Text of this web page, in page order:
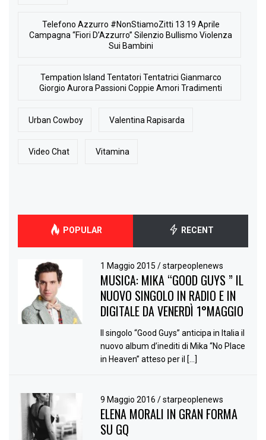
Telefono Azzurro #NonStiamoZitti 13 19 Aprile
Campagna “Fiori D’Azzurro” Silenzio Bullismo Violenza
Sui Bambini
Tempation Island Tentatori Tentatrici Gianmarco
Giorgio Aurora Passioni Coppie Amori Tradimenti
Urban Cowboy Valentina Rapisarda
Video Chat Vitamina
POPULAR RECENT
1 Maggio 2015/ starpeoplenews
MUSICA: MIKA “GOOD GUYS ” IL
NUOVO SINGOLO IN RADIO E IN
DIGITALE DA VENERDÌ 1°MAGGIO
Il singolo “Good Guys” anticipa in Italia il
nuovo album d’inediti di Mika “No Place
in Heaven” atteso per il […]
9 Maggio 2016/ starpeoplenews
ELENA MORALI IN GRAN FORMA
SU GQ